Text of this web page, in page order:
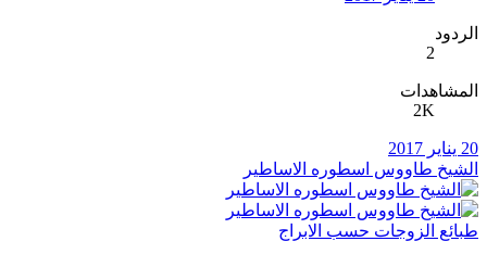
الردود
2
المشاهدات
2K
20 يناير 2017
الشيخ طاووس اسطوره الاساطير
طبائع الزوجات حسب الابراج